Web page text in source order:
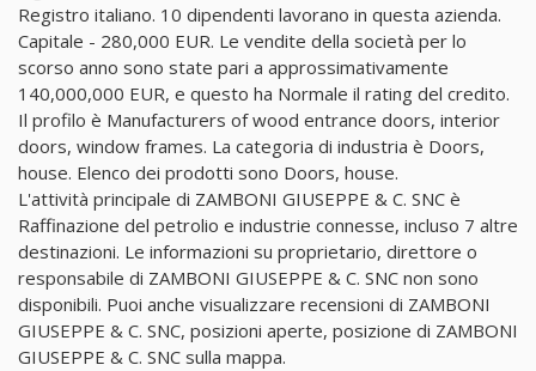
Registro italiano. 10 dipendenti lavorano in questa azienda.
Capitale - 280,000 EUR. Le vendite della società per lo
scorso anno sono state pari a approssimativamente
140,000,000 EUR, e questo ha Normale il rating del credito.
Il profilo è Manufacturers of wood entrance doors, interior
doors, window frames. La categoria di industria è Doors,
house. Elenco dei prodotti sono Doors, house.
L'attività principale di ZAMBONI GIUSEPPE & C. SNC è
Raffinazione del petrolio e industrie connesse, incluso 7 altre
destinazioni. Le informazioni su proprietario, direttore o
responsabile di ZAMBONI GIUSEPPE & C. SNC non sono
disponibili. Puoi anche visualizzare recensioni di ZAMBONI
GIUSEPPE & C. SNC, posizioni aperte, posizione di ZAMBONI
GIUSEPPE & C. SNC sulla mappa.